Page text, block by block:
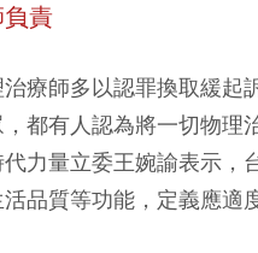
責
療師多以認罪換取緩
都有人認為將一切物
力量立委王婉諭表示
品質等功能，定義應適